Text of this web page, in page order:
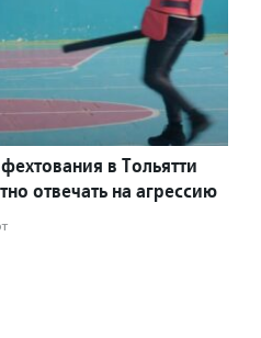
в Тольятти
отвечать на агрессию